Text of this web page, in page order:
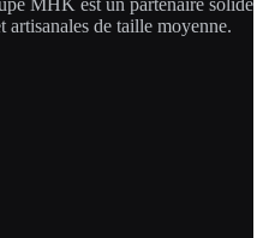
MHK est un partenaire solide
artisanales de taille moyenne.